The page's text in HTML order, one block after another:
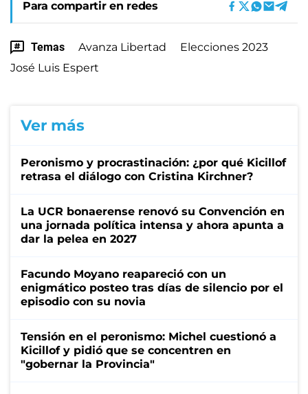
Para compartir en redes
Temas Avanza Libertad
Elecciones 2023
José Luis Espert
Ver más
Peronismo y procrastinación: ¿por qué Kicillof
retrasa el diálogo con Cristina Kirchner?
La UCR bonaerense renovó su Convención en
una jornada política intensa y ahora apunta a
dar la pelea en 2027
Facundo Moyano reapareció con un
enigmático posteo tras días de silencio por el
episodio con su novia
Tensión en el peronismo: Michel cuestionó a
Kicillof y pidió que se concentren en
"gobernar la Provincia"